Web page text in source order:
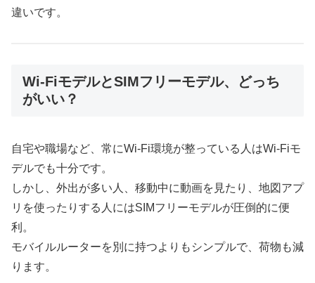
違いです。
Wi-FiモデルとSIMフリーモデル、どっち
がいい？
自宅や職場など、常にWi-Fi環境が整っている人はWi-Fiモ
デルでも十分です。
しかし、外出が多い人、移動中に動画を見たり、地図アプ
リを使ったりする人にはSIMフリーモデルが圧倒的に便
利。
モバイルルーターを別に持つよりもシンプルで、荷物も減
ります。